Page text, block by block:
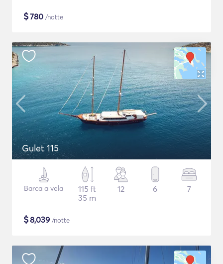
$780 /notte
Gulet 115
Barca a vela
115 ft
35 m
12 6 7
$8,039 /notte